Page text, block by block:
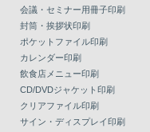
会議・セミナー用冊子印刷
封筒・挨拶状印刷
ポケットファイル印刷
カレンダー印刷
飲食店メニュー印刷
CD/DVDジャケット印刷
クリアファイル印刷
サイン・ディスプレイ印刷